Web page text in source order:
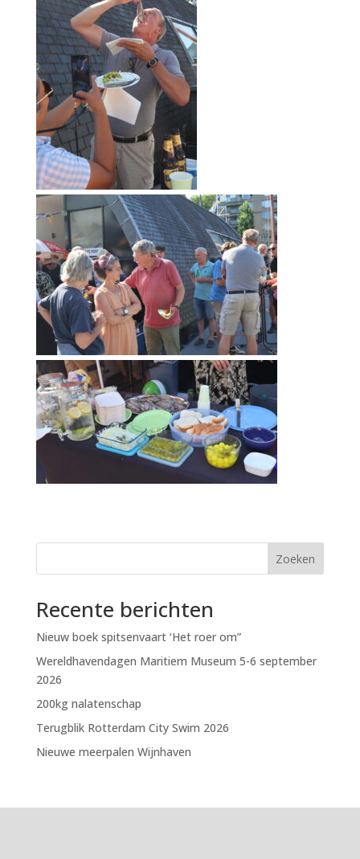
Zoeken
Recente berichten
Nieuw boek spitsenvaart ‘Het roer om”
Wereldhavendagen Maritiem Museum 5-6 september
2026
200kg nalatenschap
Terugblik Rotterdam City Swim 2026
Nieuwe meerpalen Wijnhaven